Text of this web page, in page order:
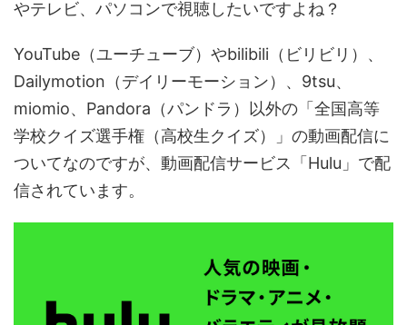
やテレビ、パソコンで視聴したいですよね？
YouTube（ユーチューブ）やbilibili（ビリビリ）、
Dailymotion（デイリーモーション）、9tsu、
miomio、Pandora（パンドラ）以外の「全国高等
学校クイズ選手権（高校生クイズ）」の動画配信に
ついてなのですが、動画配信サービス「Hulu」で配
信されています。